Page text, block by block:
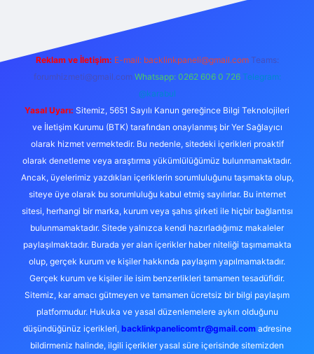
Reklam ve İletişim: E-mail: backlinkpaneli@gmail.com Teams:
forumhizmeti@gmail.com Whatsapp: 0262 606 0 726 Telegram:
@karabul
Yasal Uyarı: Sitemiz, 5651 Sayılı Kanun gereğince Bilgi Teknolojileri
ve İletişim Kurumu (BTK) tarafından onaylanmış bir Yer Sağlayıcı
olarak hizmet vermektedir. Bu nedenle, sitedeki içerikleri proaktif
olarak denetleme veya araştırma yükümlülüğümüz bulunmamaktadır.
Ancak, üyelerimiz yazdıkları içeriklerin sorumluluğunu taşımakta olup,
siteye üye olarak bu sorumluluğu kabul etmiş sayılırlar. Bu internet
sitesi, herhangi bir marka, kurum veya şahıs şirketi ile hiçbir bağlantısı
bulunmamaktadır. Sitede yalnızca kendi hazırladığımız makaleler
paylaşılmaktadır. Burada yer alan içerikler haber niteliği taşımamakta
olup, gerçek kurum ve kişiler hakkında paylaşım yapılmamaktadır.
Gerçek kurum ve kişiler ile isim benzerlikleri tamamen tesadüfidir.
Sitemiz, kar amacı gütmeyen ve tamamen ücretsiz bir bilgi paylaşım
platformudur. Hukuka ve yasal düzenlemelere aykırı olduğunu
düşündüğünüz içerikleri, backlinkpanelicomtr@gmail.comadresine
bildirmeniz halinde, ilgili içerikler yasal süre içerisinde sitemizden